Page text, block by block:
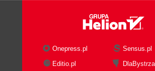
Onepress.pl
Sensus.pl
Editio.pl